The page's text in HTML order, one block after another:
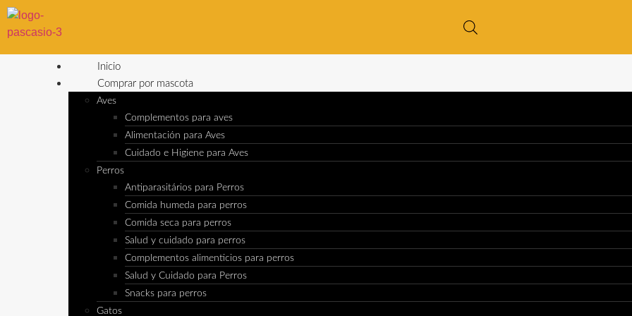
Inicio
Comprar por mascota
Aves
Complementos para aves
Alimentación para Aves
Cuidado e Higiene para Aves
Perros
Antiparasitários para Perros
Comida humeda para perros
Comida seca para perros
Salud y cuidado para perros
Complementos alimenticios para perros
Salud y Cuidado para Perros
Snacks para perros
Gatos